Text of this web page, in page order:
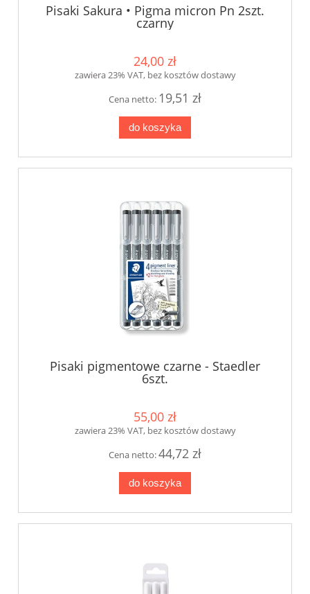
Pisaki Sakura • Pigma micron Pn 2szt.
czarny
24,00 zł
zawiera 23% VAT, bez kosztów dostawy
Cena netto: 19,51 zł
do koszyka
Pisaki pigmentowe czarne - Staedler
6szt.
55,00 zł
zawiera 23% VAT, bez kosztów dostawy
Cena netto:44,72 zł
do koszyka